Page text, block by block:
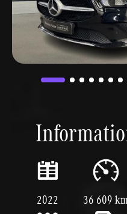
2022 36 609